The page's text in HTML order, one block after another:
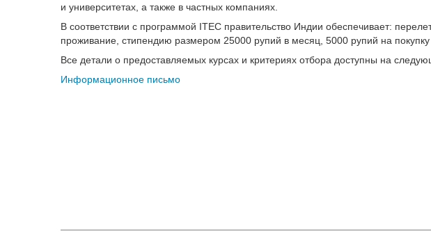
и университетах, а также в частных компаниях.
В соответствии с программой ITEC правительство Индии обеспечивает:
проживание, стипендию размером 25000 рупий в месяц, 5000 рупий на
Все детали о предоставляемых курсах и критериях отбора доступны на
Информационное письмо